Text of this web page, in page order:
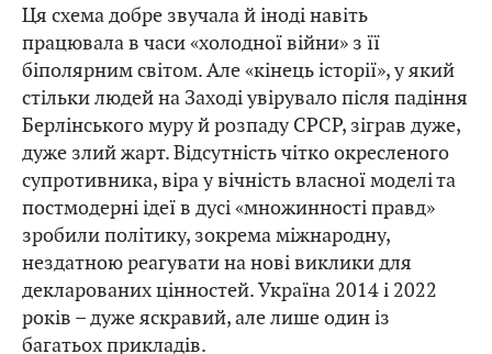
Ця схема добре звучала й іноді навіть
працювала в часи «холодної війни» з її
біполярним світом. Але «кінець історії», у який
стільки людей на Заході увірувало після падіння
Берлінського муру й розпаду СРСР, зіграв дуже,
дуже злий жарт. Відсутність чітко окресленого
супротивника, віра у вічність власної моделі та
постмодерні ідеї в дусі «множинності правд»
зробили політику, зокрема міжнародну,
нездатною реагувати на нові виклики для
декларованих цінностей. Україна 2014 і 2022
років – дуже яскравий, але лише один із
багатьох прикладів.